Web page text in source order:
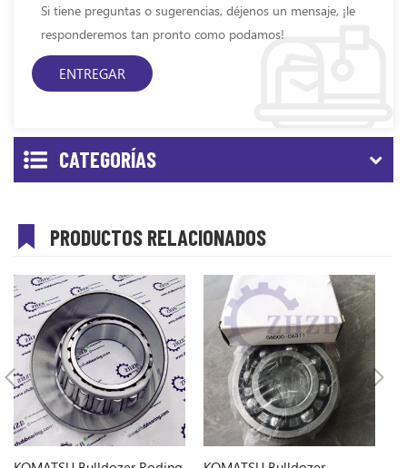
Si tiene preguntas o sugerencias, déjenos un mensaje, ¡le
responderemos tan pronto como podamos!
CATEGORÍAS
PRODUCTOS RELACIONADOS